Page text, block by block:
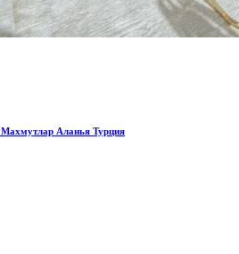
Аланья Турция